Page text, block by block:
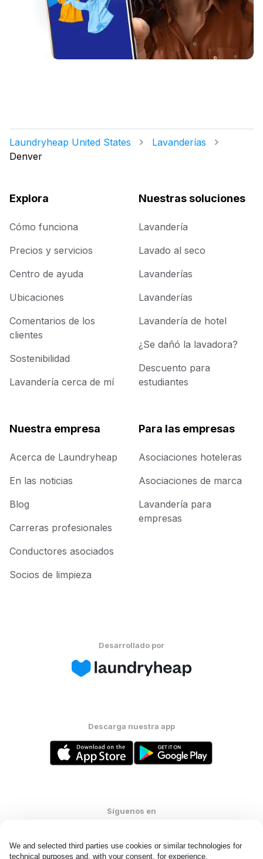
We and selected third parties use cookies or similar technologies for
technical purposes and, with your consent, for experience,
Laundryheap United States
Lavanderías
Denver
Explora
Cómo funciona
Precios y servicios
Centro de ayuda
Ubicaciones
Comentarios de los
clientes
Sostenibilidad
Lavandería cerca de mí
Nuestras soluciones
Lavandería
Lavado al seco
Lavanderías
Lavanderías
Lavandería de hotel
¿Se dañó la lavadora?
Descuento para
estudiantes
Nuestra empresa
Acerca de Laundryheap
En las noticias
Blog
Carreras profesionales
Conductores asociados
Socios de limpieza
Para las empresas
Asociaciones hoteleras
Asociaciones de marca
Lavandería para
empresas
Desarrollado por
Descarga nuestra app
Síguenos en